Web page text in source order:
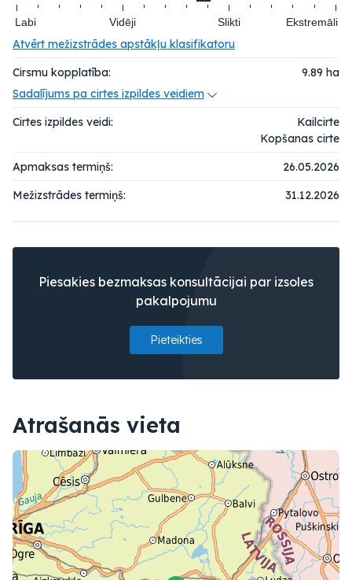
Labi Vidēji Slikti Ekstremāli
Atvērt mežizstrādes apstākļu klasifikatoru
Cirsmu kopplatība:
9.89 ha
Sadalījums pa cirtes izpildes veidiem
Cirtes izpildes veidi:
Kailcirte
Kopšanas cirte
Apmaksas termiņš:
26.05.2026
Mežizstrādes termiņš:
31.12.2026
Piesakies bezmaksas konsultācijai par izsoles
pakalpojumu
Pieteikties
Atrašanās vieta